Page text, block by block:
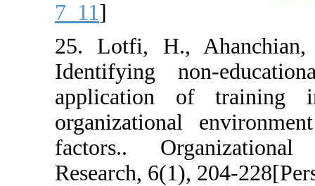
25. Lotfi, H.,
Identifying
application
organizational
factors..
Research, 6(1),